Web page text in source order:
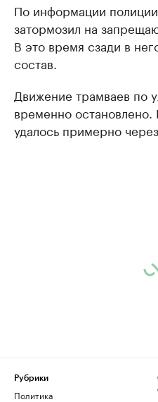
По информации
затормозил на
В это время сзади в
состав.
Движение трамваев по
временно остановлено.
удалось примерно
Рубрики
Политика